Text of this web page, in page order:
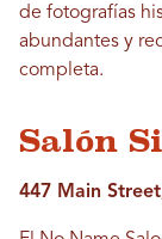
de fotografías
abundantes y
completa.
Salón
447 Main